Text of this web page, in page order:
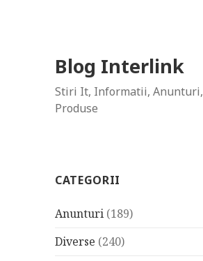
Blog Interlink
Stiri It, Informatii, Anunturi,
Produse
CATEGORII
Anunturi (189)
Diverse (240)